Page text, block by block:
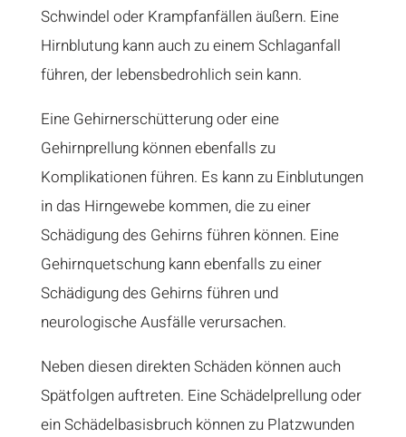
Schwindel oder Krampfanfällen äußern. Eine
Hirnblutung kann auch zu einem Schlaganfall
führen, der lebensbedrohlich sein kann.
Eine Gehirnerschütterung oder eine
Gehirnprellung können ebenfalls zu
Komplikationen führen. Es kann zu Einblutungen
in das Hirngewebe kommen, die zu einer
Schädigung des Gehirns führen können. Eine
Gehirnquetschung kann ebenfalls zu einer
Schädigung des Gehirns führen und
neurologische Ausfälle verursachen.
Neben diesen direkten Schäden können auch
Spätfolgen auftreten. Eine Schädelprellung oder
ein Schädelbasisbruch können zu Platzwunden